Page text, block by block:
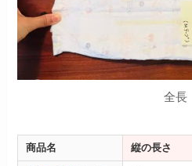
全長
商品名 縦の長さ